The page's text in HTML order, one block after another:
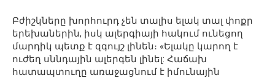
Բժիշկները խորհուրդ չեն տալիս ելակ տալ փոքր
երեխաներին, իսկ ալերգիայի հակում ունեցող
մարդիկ պետք է զգույշ լինեն։ «Ելակը կարող է
ուժեղ սննդային ալերգեն լինել: Հաճախ
հատապտուղը առաջացնում է իմունային